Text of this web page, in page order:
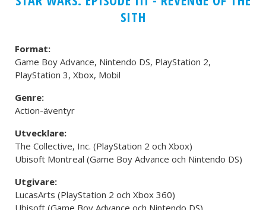
SITH
Format:
Game Boy Advance, Nintendo DS, PlayStation 2,
PlayStation 3, Xbox, Mobil
Genre:
Action-äventyr
Utvecklare:
The Collective, Inc. (PlayStation 2 och Xbox)
Ubisoft Montreal (Game Boy Advance och Nintendo DS)
Utgivare:
LucasArts (PlayStation 2 och Xbox 360)
Ubisoft (Game Boy Advance och Nintendo DS)